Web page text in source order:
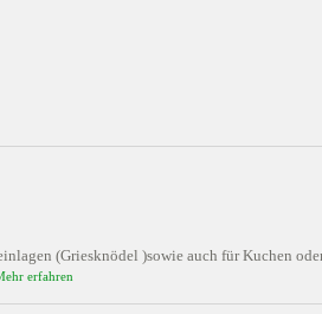
(Griesknödel )sowie auch für Kuchen
erfahren